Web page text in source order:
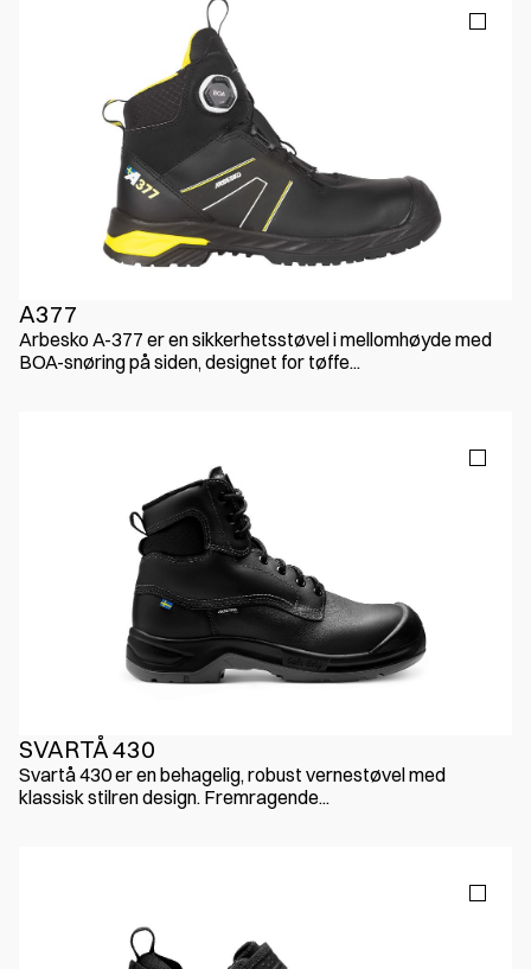
A377
Arbesko A-377 er en sikkerhetsstøvel i mellomhøyde med
BOA-snøring på siden, designet for tøffe...
SVARTÅ 430
Svartå 430 er en behagelig, robust vernestøvel med
klassisk stilren design. Fremragende...